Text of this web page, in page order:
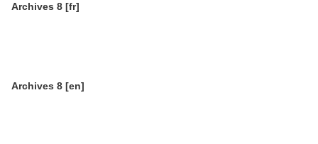
Archives 8 [fr]
Archives 8 [en]